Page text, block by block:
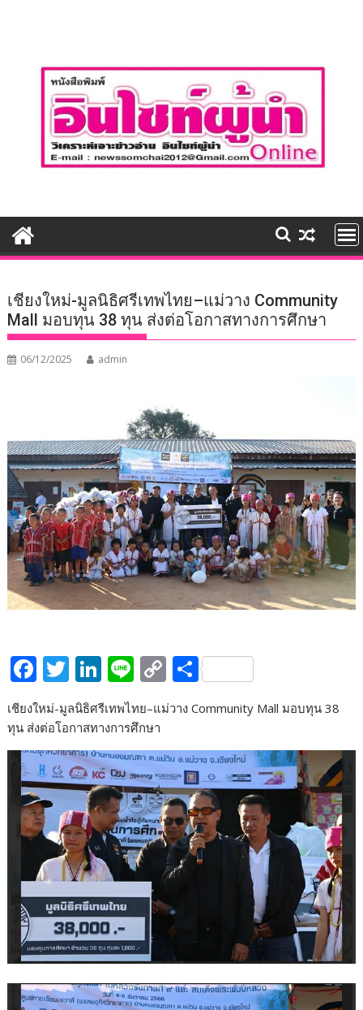
เชียงใหม่-มูลนิธิศรีเทพไทย–แม่วาง Community
Mall มอบทุน 38 ทุน ส่งต่อโอกาสทางการศึกษา
06/12/2025 admin
F
ac
e
b
o
o
k
T
w
itt
er
Li
n
k
e
dI
n
Li
e
C
o
p
y
Li
n
k
S
ar
e
เชียงใหม่-มูลนิธิศรีเทพไทย–แม่วาง Community Mall มอบทุน 38
ทุน ส่งต่อโอกาสทางการศึกษา